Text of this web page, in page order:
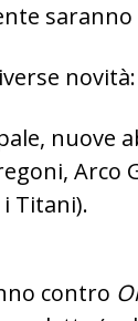
saranno
novità:
nuove
Arco
Titani).
contro